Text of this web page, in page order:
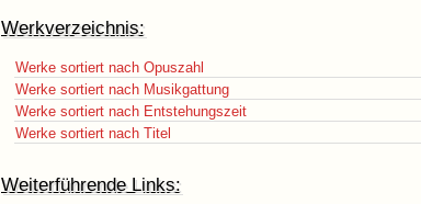
Werkverzeichnis:
Werke sortiert nach Opuszahl
Werke sortiert nach Musikgattung
Werke sortiert nach Entstehungszeit
Werke sortiert nach Titel
Weiterführende Links: